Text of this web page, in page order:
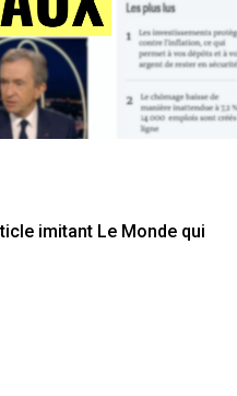
imitant Le Monde qui